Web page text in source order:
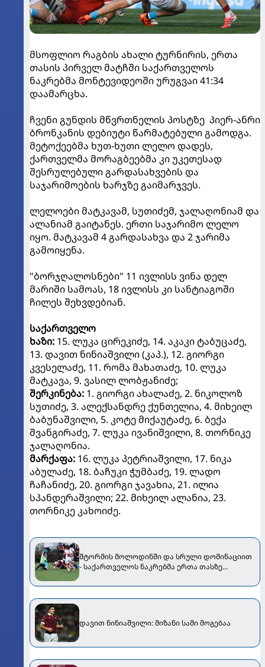
მსოფლიო რაგბის ახალი ტურნირის, ერთა
თასის პირველ მატჩში საქართველოს
ნაკრებმა მონტევიდეოში ურუგვაი 41:34
დაამარცხა.
ჩვენი გუნდის მწვრთნელის პოსტზე პიერ-ანრი
ბრონკანის დებიუტი წარმატებული გამოდგა.
მეტოქეებმა ხუთ-ხუთი ლელო დადეს,
ქართველმა მორაგბეებმა კი უკეთესად
შესრულებული გარდასახვების და
საჯარიმოების ხარჯზე გაიმარჯვეს.
ლელოები მატკავამ, სუთიძემ, ჯალაღონიამ და
ალანიამ გაიტანეს. ერთი საჯარიმო ლელო
იყო. მატკავამ 4 გარდასახვა და 2 ჯარიმა
გამოიყენა.
"ბორჯღალოსნები" 11 ივლისს ვინა დელ
მარიში სამოას, 18 ივლისს კი სანტიაგოში
ჩილეს შეხვდებიან.
საქართველო
ხაზი: 15. ლუკა ცირეკიძე, 14. აკაკი ტაბუცაძე,
13. დავით ნინიაშვილი (კაპ.), 12. გიორგი
კვესელაძე, 11. რომა მახათაძე, 10. ლუკა
მატკავა, 9. ვასილ ლობჟანიძე;
შერკინება: 1. გიორგი ახალაძე, 2. ნიკოლოზ
სუთიძე, 3. ალექსანდრე ქუნთელია, 4. მიხეილ
ბაბუნაშვილი, 5. კოტე მიქაუტაძე, 6. ბექა
შვანგირაძე, 7. ლუკა ივანიშვილი, 8. თორნიკე
ჯალაღონია.
მარქაფა: 16. ლუკა პეტრიაშვილი, 17. ნიკა
აბულაძე, 18. ბაჩუკი ჭუმბაძე, 19. ლადო
ჩაჩანიძე, 20. გიორგი ჯავახია, 21. ილია
სპანდერაშვილი; 22. მიხეილ ალანია, 23.
თორნიკე კახოიძე.
შტორმის მოლოდინში და სრული დომინაციით
- საქართველოს ნაკრებმა ერთა თასზე
დავით ნინიაშვილი: მიზანი სამი მოგებაა